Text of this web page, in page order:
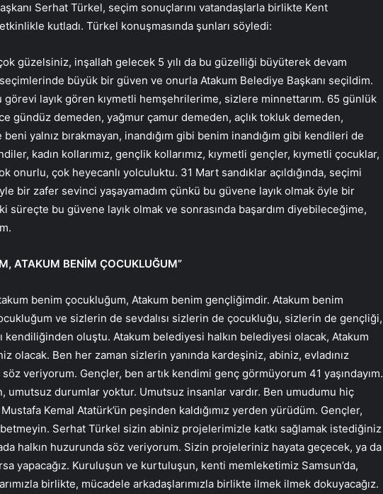
Serhat Türkel, seçim sonuçlarını vatandaşlarla birlikte Kent
kutladı. Türkel konuşmasında şunları söyledi:
güzelsiniz, inşallah gelecek 5 yılı da bu güzelliği büyüterek devam
büyük bir güven ve onurla Atakum Belediye Başkanı seçildim.
layık gören kıymetli hemşehrilerime, sizlere minnettarım. 65 günlük
gündüz demeden, yağmur çamur demeden, açlık tokluk demeden,
beni yalnız bırakmayan, inandığım gibi benim inandığım gibi kendileri de
kadın kollarımız, gençlik kollarımız, kıymetli gençler, kıymetli çocuklar,
onurlu, çok heyecanlı yolculuktu. 31 Mart sandıklar açıldığında, seçimi
bir zafer sevinci yaşayamadım çünkü bu güvene layık olmak öyle bir
süreçte bu güvene layık olmak ve sonrasında başardım diyebileceğime,
ATAKUM BENİM ÇOCUKLUĞUM”
benim çocukluğum, Atakum benim gençliğimdir. Atakum benim
ve sizlerin de sevdalısı sizlerin de çocukluğu, sizlerin de gençliği,
kendiliğinden oluştu. Atakum belediyesi halkın belediyesi olacak, Atakum
olacak. Ben her zaman sizlerin yanında kardeşiniz, abiniz, evladınız
veriyorum. Gençler, ben artık kendimi genç görmüyorum 41 yaşındayım.
umutsuz durumlar yoktur. Umutsuz insanlar vardır. Ben umudumu hiç
Kemal Atatürk’ün peşinden kaldığımız yerden yürüdüm. Gençler,
Serhat Türkel sizin abiniz projelerimizle katkı sağlamak istediğiniz
halkın huzurunda söz veriyorum. Sizin projeleriniz hayata geçecek, ya da
yapacağız. Kuruluşun ve kurtuluşun, kenti memleketimiz Samsun’da,
birlikte, mücadele arkadaşlarımızla birlikte ilmek ilmek dokuyacağız.